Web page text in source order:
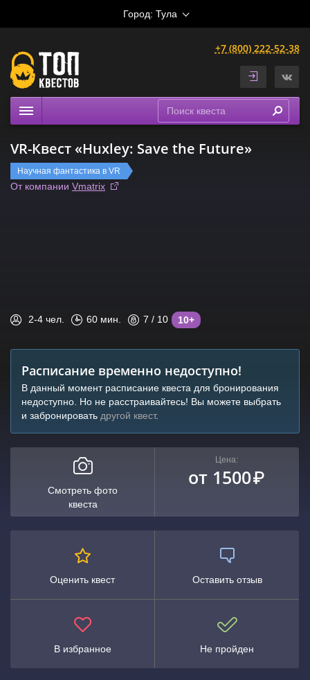
Город: Тула
+7 (800) 222-52-38
Расписание
Рейтинги
VR-Квест «Huxley: Save the Future»
Научная фантастика в VR
От компании Vmatrix
2-4 чел. 60 мин. 7 / 10 10+
Расписание временно недоступно!
В данный момент расписание квеста для бронирования
недоступно. Но не расстраивайтесь! Вы можете выбрать
и забронировать другой квест.
Смотреть фото
квеста
Цена:
от 1500₽
Оценить квест Оставить отзыв
В избранное Не пройден